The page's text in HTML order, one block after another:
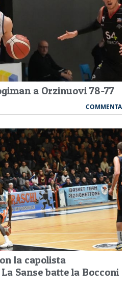
a Orzinuovi 78-77
COMMENTA
la capolista
Sanse batte la Bocconi